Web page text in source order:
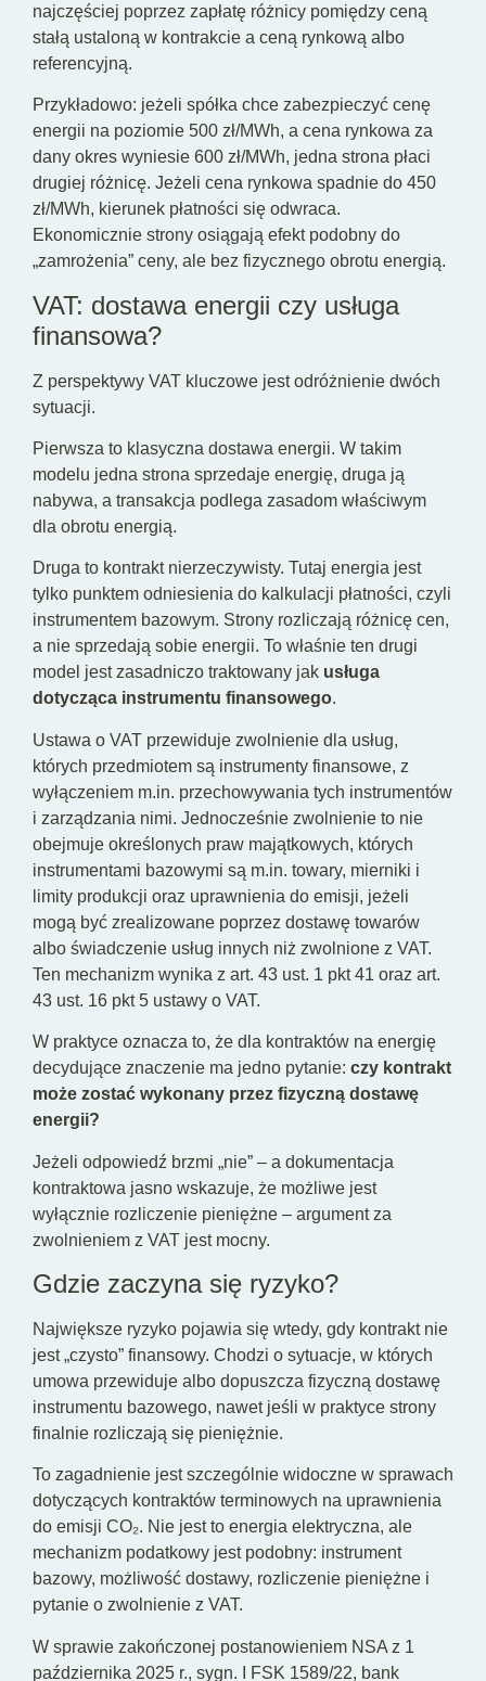
najczęściej poprzez zapłatę różnicy pomiędzy ceną
stałą ustaloną w kontrakcie a ceną rynkową albo
referencyjną.
Przykładowo: jeżeli spółka chce zabezpieczyć cenę
energii na poziomie 500 zł/MWh, a cena rynkowa za
dany okres wyniesie 600 zł/MWh, jedna strona płaci
drugiej różnicę. Jeżeli cena rynkowa spadnie do 450
zł/MWh, kierunek płatności się odwraca.
Ekonomicznie strony osiągają efekt podobny do
„zamrożenia” ceny, ale bez fizycznego obrotu energią.
VAT: dostawa energii czy usługa
finansowa?
Z perspektywy VAT kluczowe jest odróżnienie dwóch
sytuacji.
Pierwsza to klasyczna dostawa energii. W takim
modelu jedna strona sprzedaje energię, druga ją
nabywa, a transakcja podlega zasadom właściwym
dla obrotu energią.
Druga to kontrakt nierzeczywisty. Tutaj energia jest
tylko punktem odniesienia do kalkulacji płatności, czyli
instrumentem bazowym. Strony rozliczają różnicę cen,
a nie sprzedają sobie energii. To właśnie ten drugi
model jest zasadniczo traktowany jak usługa
dotycząca instrumentu finansowego.
Ustawa o VAT przewiduje zwolnienie dla usług,
których przedmiotem są instrumenty finansowe, z
wyłączeniem m.in. przechowywania tych instrumentów
i zarządzania nimi. Jednocześnie zwolnienie to nie
obejmuje określonych praw majątkowych, których
instrumentami bazowymi są m.in. towary, mierniki i
limity produkcji oraz uprawnienia do emisji, jeżeli
mogą być zrealizowane poprzez dostawę towarów
albo świadczenie usług innych niż zwolnione z VAT.
Ten mechanizm wynika z art. 43 ust. 1 pkt 41 oraz art.
43 ust. 16 pkt 5 ustawy o VAT.
W praktyce oznacza to, że dla kontraktów na energię
decydujące znaczenie ma jedno pytanie: czy kontrakt
może zostać wykonany przez fizyczną dostawę
energii?
Jeżeli odpowiedź brzmi „nie” – a dokumentacja
kontraktowa jasno wskazuje, że możliwe jest
wyłącznie rozliczenie pieniężne – argument za
zwolnieniem z VAT jest mocny.
Gdzie zaczyna się ryzyko?
Największe ryzyko pojawia się wtedy, gdy kontrakt nie
jest „czysto” finansowy. Chodzi o sytuacje, w których
umowa przewiduje albo dopuszcza fizyczną dostawę
instrumentu bazowego, nawet jeśli w praktyce strony
finalnie rozliczają się pieniężnie.
To zagadnienie jest szczególnie widoczne w sprawach
dotyczących kontraktów terminowych na uprawnienia
do emisji CO₂. Nie jest to energia elektryczna, ale
mechanizm podatkowy jest podobny: instrument
bazowy, możliwość dostawy, rozliczenie pieniężne i
pytanie o zwolnienie z VAT.
W sprawie zakończonej postanowieniem NSA z 1
października 2025 r., sygn. I FSK 1589/22, bank